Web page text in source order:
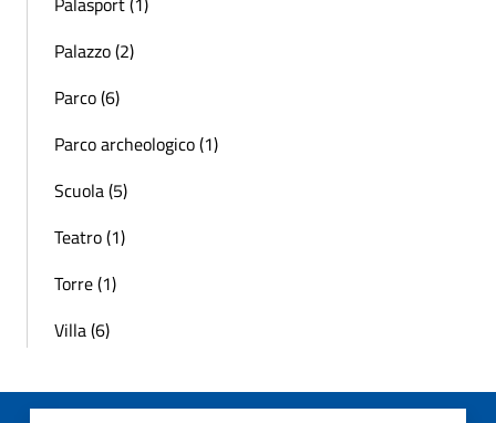
Palazzo (2)
Parco (6)
Parco archeologico (1)
Scuola (5)
Teatro (1)
Torre (1)
Villa (6)